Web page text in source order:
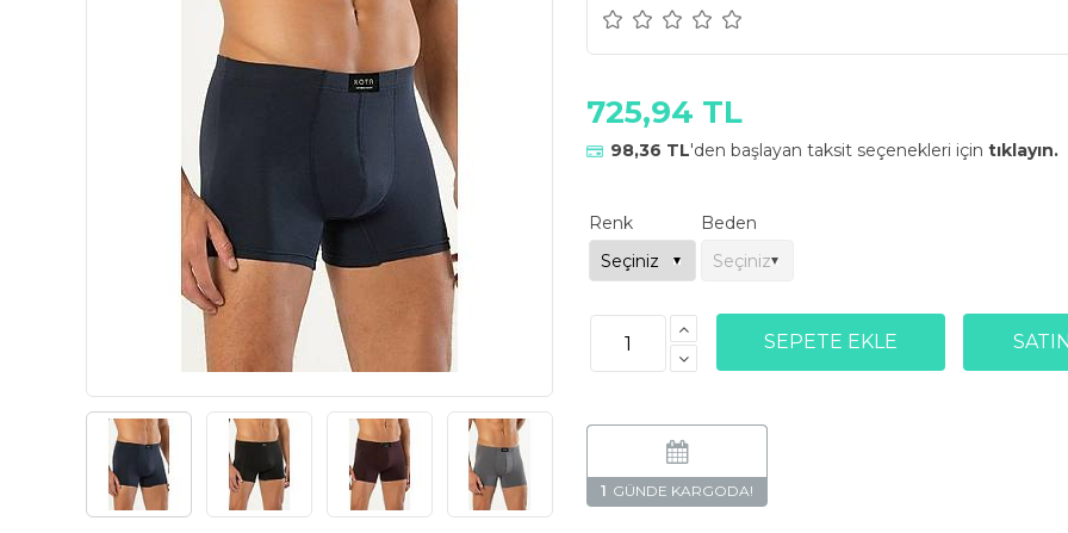
725,94 TL
98,36 TL'den başlayan taksit seçenekleri için tıklayın.
Renk Beden
1